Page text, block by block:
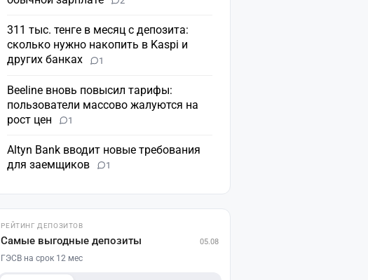
311 тыс. тенге в месяц с депозита:
сколько нужно накопить в Kaspi и
других банках
1
Beeline вновь повысил тарифы:
пользователи массово жалуются на
рост цен
1
Altyn Bank вводит новые требования
для заемщиков
1
РЕЙТИНГ ДЕПОЗИТОВ
Самые выгодные депозиты 05.08
ГЭСВ на срок 12 мес